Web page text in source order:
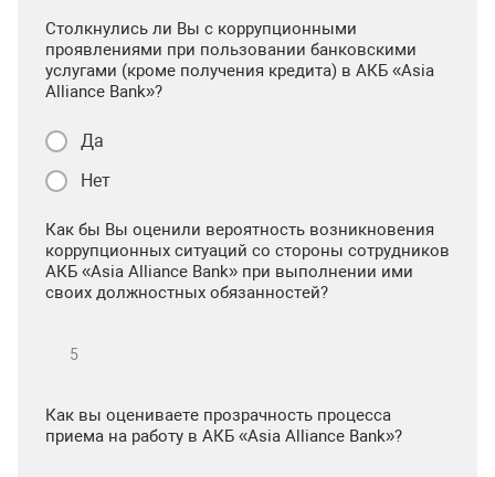
Столкнулись ли Вы с коррупционными
проявлениями при пользовании банковскими
услугами (кроме получения кредита) в АКБ «Asia
Alliance Bank»?
Да
Нет
Как бы Вы оценили вероятность возникновения
коррупционных ситуаций со стороны сотрудников
АКБ «Asia Alliance Bank» при выполнении ими
своих должностных обязанностей?
Как вы оцениваете прозрачность процесса
приема на работу в АКБ «Asia Alliance Bank»?